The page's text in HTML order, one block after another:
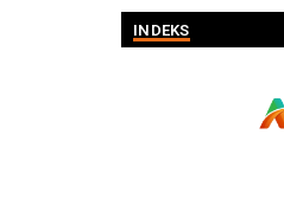
INDEKS